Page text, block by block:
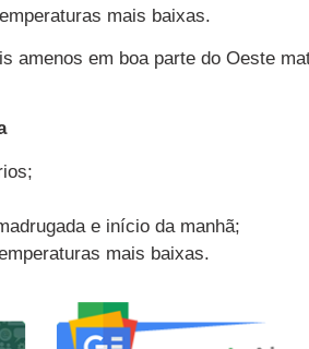
mais baixas.
amenos em boa parte do Oeste
e início da manhã;
mais baixas.